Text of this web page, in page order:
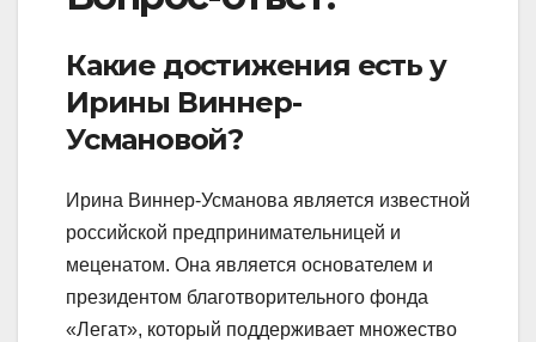
Какие достижения есть у
Ирины Виннер-
Усмановой?
Ирина Виннер-Усманова является известной
российской предпринимательницей и
меценатом. Она является основателем и
президентом благотворительного фонда
«Легат», который поддерживает множество